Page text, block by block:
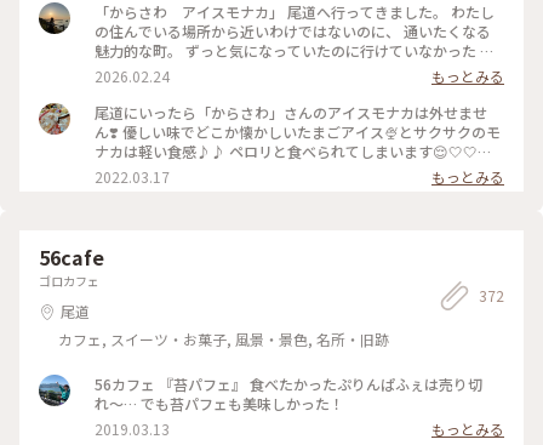
「からさわ アイスモナカ」 尾道へ行ってきました。 わたし
の住んでいる場所から近いわけではないのに、 通いたくなる
魅力的な町。 ずっと気になっていたのに行けていなかった か
らさわへ行ってきました。 サッパリ系のたまごアイスがおい
しい！ もなかもパリパリ！ いつもたくさんのお客さんがおら
れますが 納得の美味しさでした♪
2026.02.24
もっとみる
尾道にいったら「からさわ」さんのアイスモナカは外せませ
ん❣️ 優しい味でどこか懐かしいたまごアイス🍨とサクサクのモ
ナカは軽い食感♪♪ ペロリと食べられてしまいます😌🤍🤍🤍 #
ヒーリング旅 #広島 #尾道 #アイス
2022.03.17 もっとみる
56cafe
ゴロカフェ
尾道
カフェ, スイーツ・お菓子, 風景・景色, 名所・旧跡
372
56カフェ 『苔パフェ』 食べたかったぷりんぱふぇは売り切
れ〜… でも苔パフェも美味しかった！
2019.03.13
もっとみる